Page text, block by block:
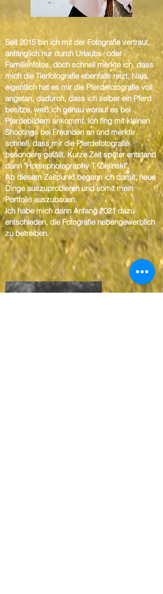
Seit 2015 bin ich mit der Fotografie vertraut,
anfänglich nur durch Urlaubs- oder
Familienfotos, doch schnell merkte ich, dass
mich die Tierfotografie ebenfalls reizt. Naja,
eigentlich hat es mir die Pferdefotografie voll
angetan, dadurch, dass ich selber ein Pferd
besitze, weiß ich genau worauf es bei
Pferdebildern ankommt. Ich fing mit kleinen
Shootings bei Freunden an und merkte
schnell, dass mir die Pferdefotografie
besonders gefällt. Kurze Zeit später entstand
dann "Horsephotography T. Zielinski".
Ab diesem Zeitpunkt begann ich damit, neue
Dinge auszuprobieren und somit mein
Portfolio auszubauen.
Ich habe mich dann Anfang 2021 dazu
entschieden, die Fotografie nebengewerblich
zu betreiben.